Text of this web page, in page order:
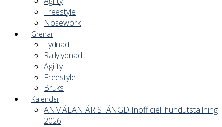
Freestyle
Nosework
Grenar
Lydnad
Rallylydnad
Agility
Freestyle
Bruks
Kalender
ANMÄLAN ÄR STÄNGD Inofficiell hundutställning
2026